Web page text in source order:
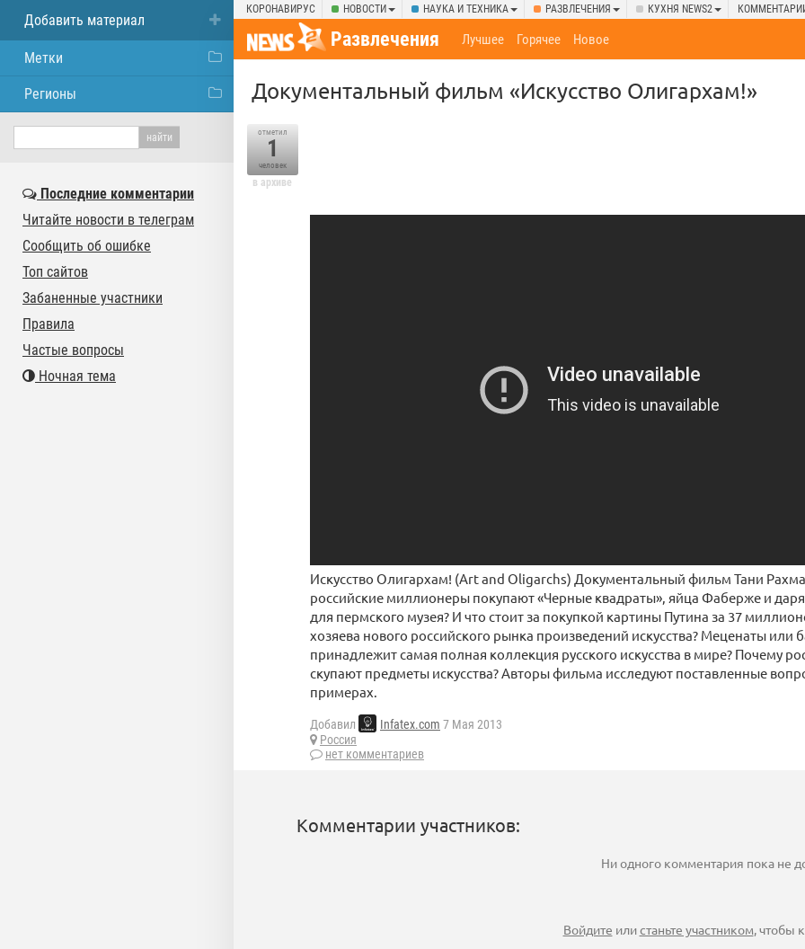
КОРОНАВИРУС НОВОСТИ НАУКА И ТЕХНИКА РАЗВЛЕЧЕНИЯ КУХНЯ NEWS2
Развлечения Лучшее Горячее Новое
Документальный фильм «Искусство Олигархам!»
отметил
1
человек
в архиве
Искусство Олигархам! (Art and Oligarchs) Документальный фильм Тани
российские миллионеры покупают «Черные квадраты», яйца Фаберже и
для пермского музея? И что стоит за покупкой картины Путина за 37
хозяева нового российского рынка произведений искусства? Меценаты или
принадлежит самая полная коллекция русского искусства в мире? Почему
скупают предметы искусства? Авторы фильма исследуют поставленные
примерах.
Добавил Infatex.com 7 Мая 2013
Россия
нет комментариев
Комментарии участников:
Ни одного комментария пока не
Войдите илистаньте участником, чтобы
Добавить материал
Метки
Регионы
Последние комментарии
Читайте новости в телеграм
Сообщить об ошибке
Топ сайтов
Забаненные участники
Правила
Частые вопросы
Ночная тема